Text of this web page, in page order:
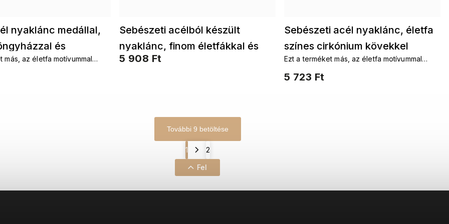
nyaklánc medállal,
és
3001346
más, az életfa motívummal
Láncok életfaFülbevalók
Sebészeti acélból készült
nyaklánc, finom életfákkal és
cirkóniákkal díszítve 3001141
5 908 Ft
Sebészeti acél nyaklánc, életfa
színes cirkónium kövekkel
3001370
5 723 Ft
Ezt a terméket más, az életfa motívummal
összepárosítani. Láncok életfaFülbevalók
További 9 betöltése
1 2
Fel